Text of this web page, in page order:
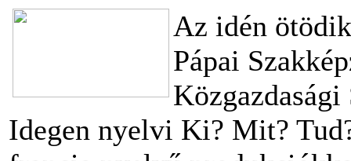
Az idén
Pápai
Idegen nyelvi Ki? Mit?